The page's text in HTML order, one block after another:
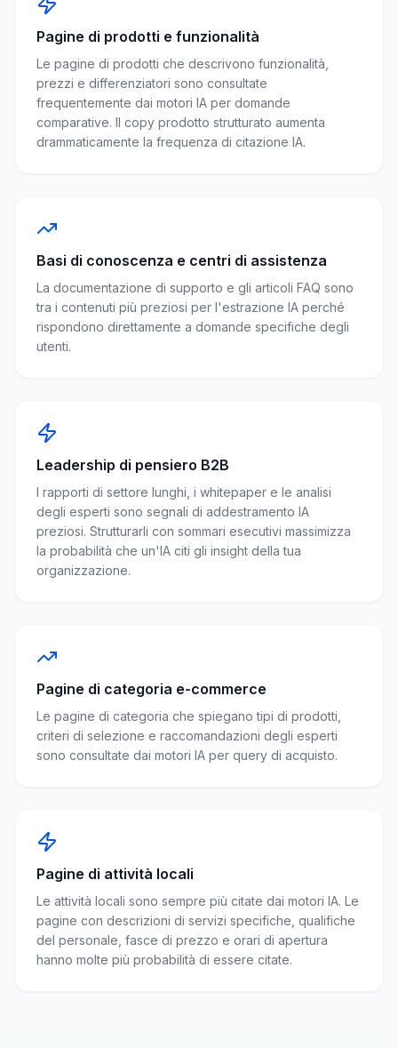
Pagine di prodotti e funzionalità
Le pagine di prodotti che descrivono funzionalità,
prezzi e differenziatori sono consultate
frequentemente dai motori IA per domande
comparative. Il copy prodotto strutturato aumenta
drammaticamente la frequenza di citazione IA.
Basi di conoscenza e centri di assistenza
La documentazione di supporto e gli articoli FAQ sono
tra i contenuti più preziosi per l'estrazione IA perché
rispondono direttamente a domande specifiche degli
utenti.
Leadership di pensiero B2B
I rapporti di settore lunghi, i whitepaper e le analisi
degli esperti sono segnali di addestramento IA
preziosi. Strutturarli con sommari esecutivi massimizza
la probabilità che un'IA citi gli insight della tua
organizzazione.
Pagine di categoria e-commerce
Le pagine di categoria che spiegano tipi di prodotti,
criteri di selezione e raccomandazioni degli esperti
sono consultate dai motori IA per query di acquisto.
Pagine di attività locali
Le attività locali sono sempre più citate dai motori IA. Le
pagine con descrizioni di servizi specifiche, qualifiche
del personale, fasce di prezzo e orari di apertura
hanno molte più probabilità di essere citate.